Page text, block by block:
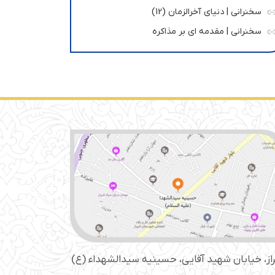
سخنرانی | دنیای آخرالزمان (12)
سخنرانی | مقدمه ای بر مذاکره
خیابان شهید آقایی، حسینیه سید‌الشهداء (ع)